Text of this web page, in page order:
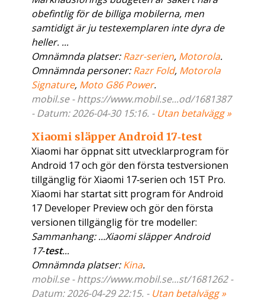
obefintlig för de billiga mobilerna, men
samtidigt är ju testexemplaren inte dyra de
heller. ...
Omnämnda platser:Razr-serien, Motorola.
Omnämnda personer:Razr Fold, Motorola
Signature, Moto G86 Power.
mobil.se - https://www.mobil.se...od/1681387
- Datum: 2026-04-30 15:16. - Utan betalvägg »
Xiaomi släpper Android 17‑test
Xiaomi har öppnat sitt utvecklarprogram för
Android 17 och gör den första testversionen
tillgänglig för Xiaomi 17‑serien och 15T Pro.
Xiaomi har startat sitt program för Android
17 Developer Preview och gör den första
versionen tillgänglig för tre modeller:
Sammanhang: ...Xiaomi släpper Android
17‑test...
Omnämnda platser:Kina.
mobil.se - https://www.mobil.se...st/1681262 -
Datum: 2026-04-29 22:15. - Utan betalvägg »